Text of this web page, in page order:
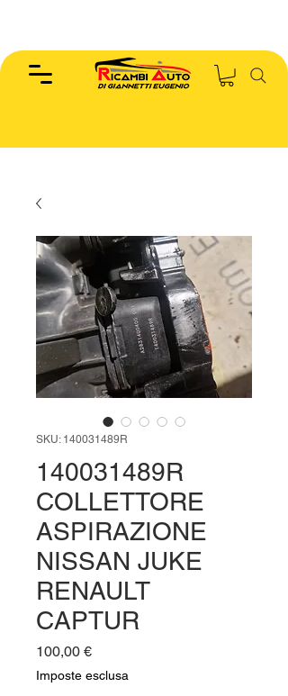
SKU: 140031489R
140031489R
COLLETTORE
ASPIRAZIONE
NISSAN JUKE
RENAULT
CAPTUR
100,00 €Prezzo
Imposte esclusa